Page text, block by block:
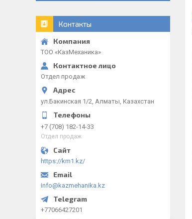
Контакты
ТОО «‎КазМеханика»
Отдел продаж
ул.Бакинская 1/2, Алматы, Казахстан
+7 (708) 182-14-33
Отдел продаж
https://km1.kz/
info@kazmehanika.kz
+77066427201